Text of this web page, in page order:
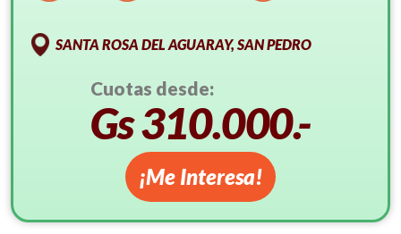
SANTA ROSA DEL AGUARAY, SAN PEDRO
Cuotas desde:
Gs 310.000.-
¡Me Interesa!